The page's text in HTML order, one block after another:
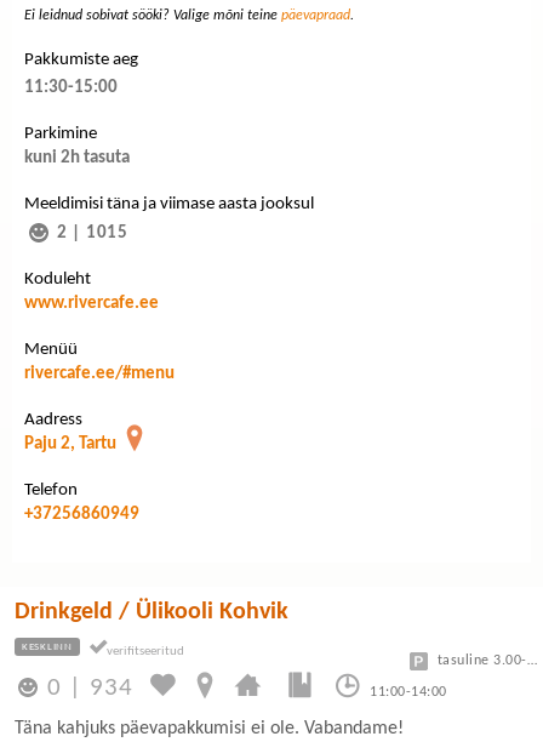
Ei leidnud sobivat sööki? Valige mõni teine päevapraad.
Pakkumiste aeg
11:30-15:00
Parkimine
kuni 2h tasuta
Meeldimisi täna ja viimase aasta jooksul
2
1015
Koduleht
www.rivercafe.ee
Menüü
rivercafe.ee/#menu
Aadress
Paju 2, Tartu
Telefon
+37256860949
Drinkgeld / Ülikooli Kohvik
KESKLINN
0 934 11:00-14:00
tasuline 3.00-7.50
Täna kahjuks päevapakkumisi ei ole. Vabandame!